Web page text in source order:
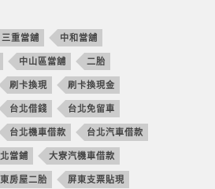
三重當舖 中和當舖
中山區當舖 二胎
刷卡換現 刷卡換現金
台北借錢 台北免留車
台北機車借款 台北汽車借款
當鋪 大寮汽機車借款
房屋二胎 屏東支票貼現